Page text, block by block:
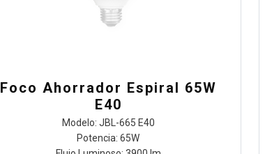
Foco Ahorrador Espiral 65W
E40
Modelo: JBL-665 E40
Potencia: 65W